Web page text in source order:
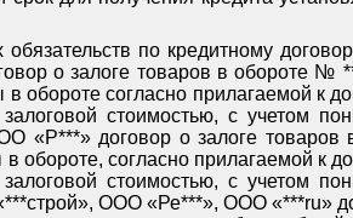
по кредитному
о залоге товаров в обороте №
обороте согласно прилагаемой к
стоимостью, с учетом
«Р***» договор о залоге товаров
обороте, согласно прилагаемой к
стоимостью, с учетом
ООО «Ре***», ООО «***ru»